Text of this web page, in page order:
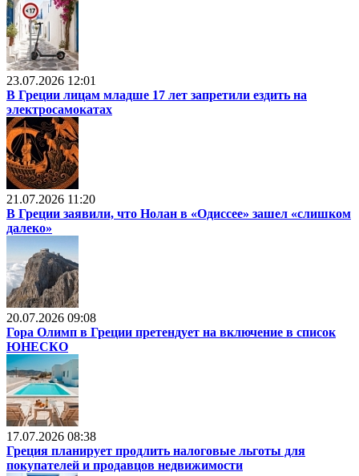
23.07.2026 12:01
В Греции лицам младше 17 лет запретили ездить на
электросамокатах
21.07.2026 11:20
В Греции заявили, что Нолан в «Одиссее» зашел «слишком
далеко»
20.07.2026 09:08
Гора Олимп в Греции претендует на включение в список
ЮНЕСКО
17.07.2026 08:38
Греция планирует продлить налоговые льготы для
покупателей и продавцов недвижимости